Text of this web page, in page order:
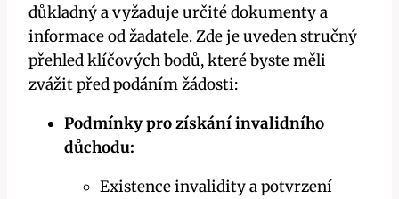
důkladný a vyžaduje určité dokumenty a
informace od žadatele. Zde je uveden stručný
přehled klíčových bodů, které byste měli
zvážit před podáním žádosti:
Podmínky pro získání invalidního
důchodu:
Existence invalidity a potvrzení